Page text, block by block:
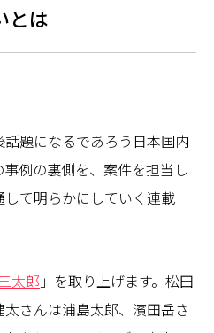
とは
題になるであろう日本国内
例の裏側を、案件を担当し
て明らかにしていく連載
太郎 」を取り上げます。松田
さんは浦島太郎、濱田岳さ